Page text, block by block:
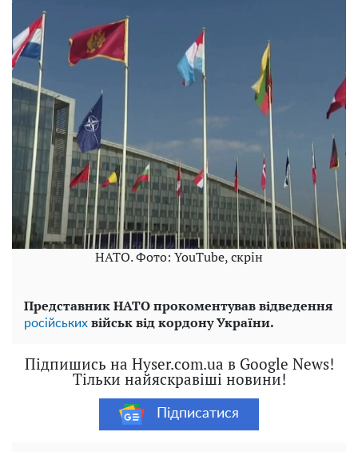
НАТО. Фото: YouTube, скрін
Представник НАТО прокоментував відведення
російських військ від кордону України.
Підпишись на Hyser.com.ua в Google News!
Тільки найяскравіші новини!
Підписатися